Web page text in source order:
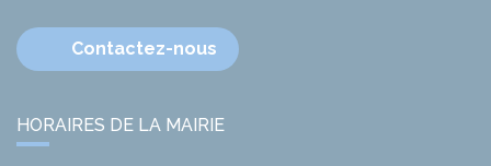
Contactez-nous
HORAIRES DE LA MAIRIE